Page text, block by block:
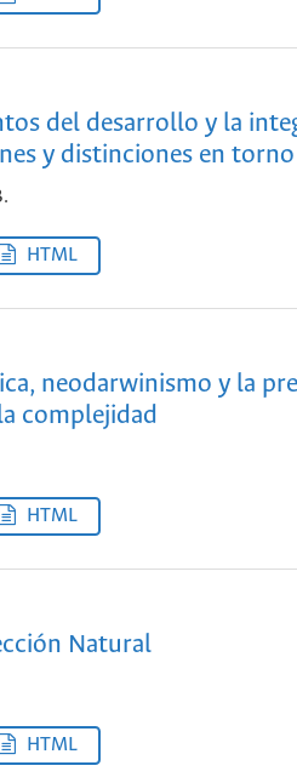
del desarrollo y la
y distinciones en
HTML
neodarwinismo y la
complejidad
HTML
Natural
HTML